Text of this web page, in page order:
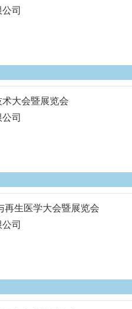
司
大会暨展览会
司
再生医学大会暨展览会
司